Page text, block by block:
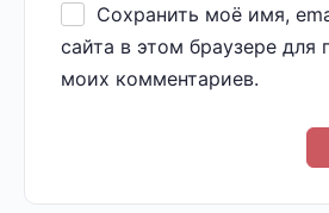
Сохранить моё имя,
сайта в этом браузере
моих комментариев.